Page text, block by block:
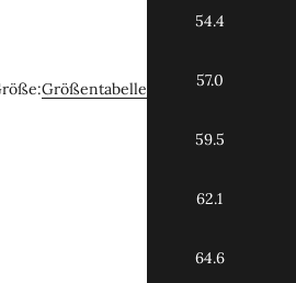
Größentabelle
54.4
57.0
59.5
62.1
64.6